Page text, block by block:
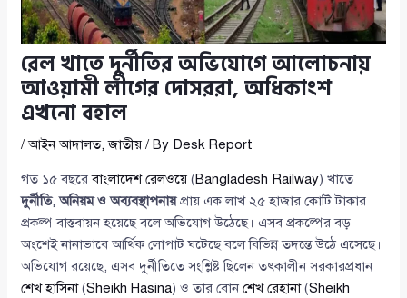
রেল খাতে দুর্নীতির অভিযোগে আলোচনায়
আওয়ামী লীগের দোসররা, অধিকাংশ
এখনো বহাল
/আইন আদালত,জাতীয় / By Desk Report
গত ১৫ বছরেবাংলাদেশ রেলওয়ে (Bangladesh Railway) খাতে
দুর্নীতি, অনিয়ম ও অব্যবস্থাপনায়প্রায় এক লাখ ২৫ হাজার কোটি টাকার
প্রকল্প বাস্তবায়ন হয়েছে বলে অভিযোগ উঠেছে। এসব প্রকল্পের বড়
অংশেই নানাভাবে আর্থিক লোপাট ঘটেছে বলে বিভিন্ন তদন্তে উঠে এসেছে।
অভিযোগ রয়েছে, এসব দুর্নীতিতে সংশ্লিষ্ট ছিলেন তৎকালীন সরকারপ্রধান
শেখ হাসিনা(Sheikh Hasina) ও তার বোনশেখ রেহানা(Sheikh